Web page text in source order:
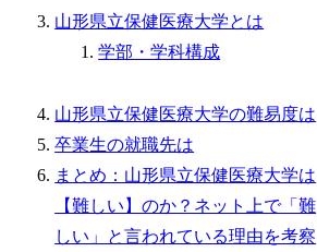
山形県立保健医療大学とは
学部・学科構成
山形県立保健医療大学の難易度は
卒業生の就職先は
まとめ：山形県立保健医療大学は
【難しい】のか？ネット上で「難
しい」と言われている理由を考察